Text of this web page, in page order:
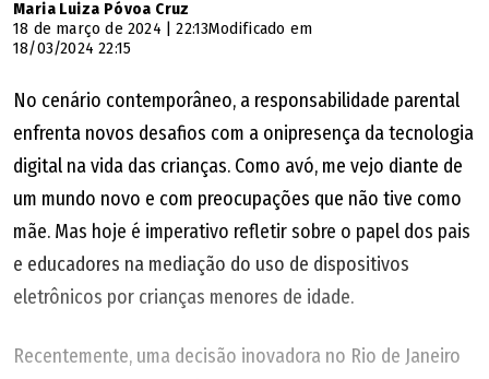
Maria Luiza Póvoa Cruz
18 de março de 2024 | 22:13Modificado em
18/03/2024 22:15
No cenário contemporâneo, a responsabilidade parental
enfrenta novos desafios com a onipresença da tecnologia
digital na vida das crianças. Como avó, me vejo diante de
um mundo novo e com preocupações que não tive como
mãe. Mas hoje é imperativo refletir sobre o papel dos pais
e educadores na mediação do uso de dispositivos
eletrônicos por crianças menores de idade.
Recentemente, uma decisão inovadora no Rio de Janeiro